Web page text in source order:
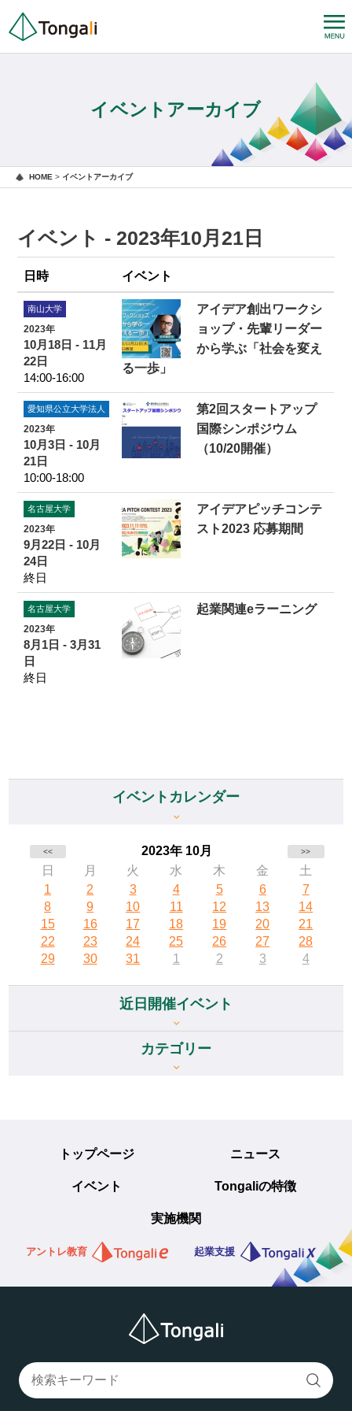
イベントアーカイブ
HOME > イベントアーカイブ
イベント - 2023年10月21日
日時 イベント
南山大学
2023年
10月18日 - 11月
22日
14:00-16:00
アイデア創出ワークシ
ョップ・先輩リーダー
から学ぶ「社会を変え
る一歩」
愛知県公立大学法人
2023年
10月3日 - 10月
21日
10:00-18:00
第2回スタートアップ
国際シンポジウム
（10/20開催）
名古屋大学
2023年
9月22日 - 10月
24日
終日
アイデアピッチコンテ
スト2023 応募期間
名古屋大学
2023年
8月1日 - 3月31
日
終日
起業関連eラーニング
イベントカレンダー
<< 2023年 10月 >>
日 月 火 水 木 金
土
1
2 3 4 5 6
7
8
9 10 11 12 13
14
15
16 17 18 19 20
21
22
23 24 25 26 27
28
29
30 31 1 2 3 4
近日開催イベント
カテゴリー
トップページ ニュース
イベント Tongaliの特徴
実施機関
アントレ教育 起業支援